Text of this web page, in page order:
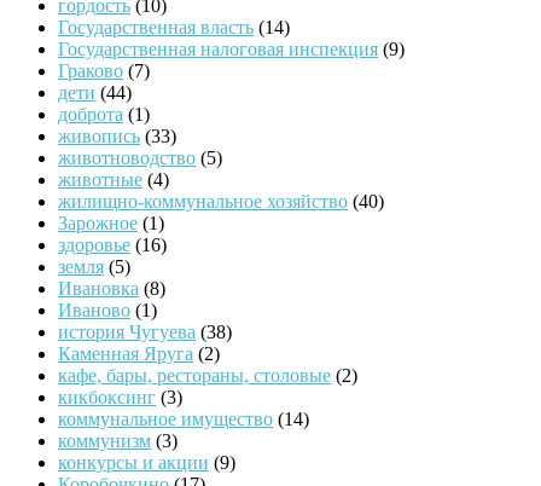
гордость (10)
Государственная власть (14)
Государственная налоговая инспекция (9)
Граково (7)
дети (44)
доброта (1)
живопись (33)
животноводство (5)
животные (4)
жилищно-коммунальное хозяйство (40)
Зарожное (1)
здоровье (16)
земля (5)
Ивановка (8)
Иваново (1)
история Чугуева (38)
Каменная Яруга (2)
кафе, бары, рестораны, столовые (2)
кикбоксинг (3)
коммунальное имущество (14)
коммунизм (3)
конкурсы и акции (9)